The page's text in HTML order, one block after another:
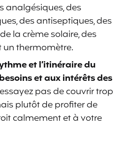
analgésiques, des
des antiseptiques, des
la crème solaire, des
thermomètre.
et l’itinéraire du
et aux intérêts des
pas de couvrir trop
plutôt de profiter de
calmement et à votre